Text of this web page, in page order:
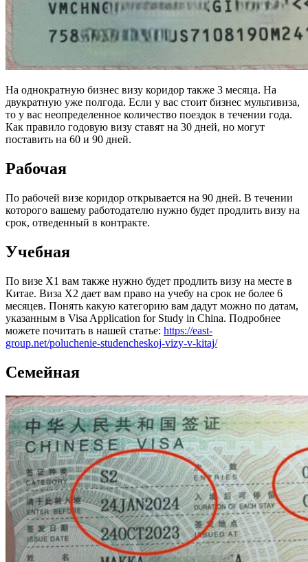
На однократную бизнес визу коридор также 3 месяца. На
двукратную уже полгода. Если у вас стоит бизнес мультивиза,
то у вас неопределенное количество поездок в течении года.
Как правило годовую визу ставят на 30 дней, но могут
поставить на 60 и 90 дней.
Рабочая
По рабочей визе коридор открывается на 90 дней. В течении
которого вашему работодателю нужно будет продлить визу на
срок, отведенный в контракте.
Учебная
По визе X1 вам также нужно будет продлить визу на месте в
Китае. Виза X2 дает вам право на учебу на срок не более 6
месяцев. Понять какую категорию вам дадут можно по датам,
указанным в Visa Application for Study in China. Подробнее
можете почитать в нашей статье: https://east-
group.net/poluchenie-studencheskoj-vizy-v-kitaj/
Семейная